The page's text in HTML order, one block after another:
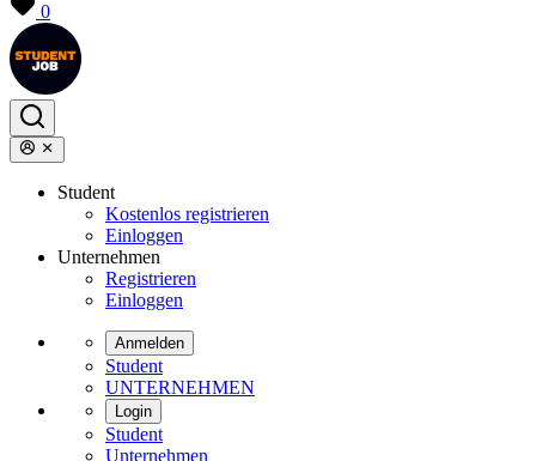
0
Student
Kostenlos registrieren
Einloggen
Unternehmen
Registrieren
Einloggen
Anmelden
Student
UNTERNEHMEN
Login
Student
Unternehmen